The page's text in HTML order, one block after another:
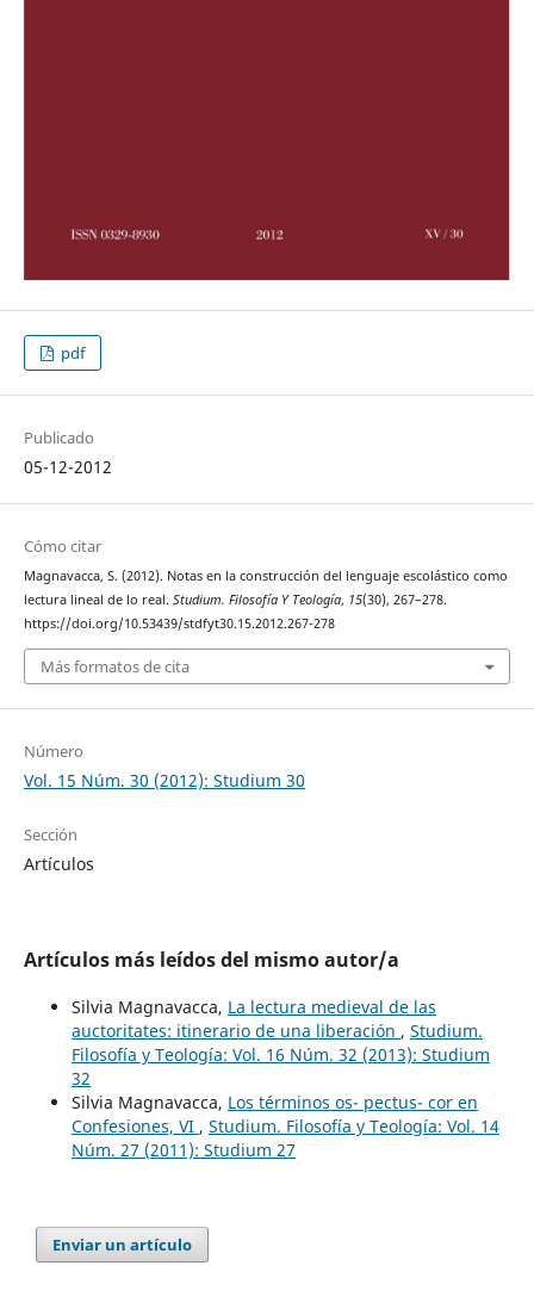
pdf
Publicado
05-12-2012
Cómo citar
Magnavacca, S. (2012). Notas en la construcción del lenguaje escolástico como
lectura lineal de lo real. Studium. Filosofía Y Teología, 15(30), 267–278.
https://doi.org/10.53439/stdfyt30.15.2012.267-278
Más formatos de cita
Número
Vol. 15 Núm. 30 (2012): Studium 30
Sección
Artículos
Artículos más leídos del mismo autor/a
Silvia Magnavacca, La lectura medieval de las
auctoritates: itinerario de una liberación , Studium.
Filosofía y Teología: Vol. 16 Núm. 32 (2013): Studium
32
Silvia Magnavacca, Los términos os- pectus- cor en
Confesiones, VI , Studium. Filosofía y Teología: Vol. 14
Núm. 27 (2011): Studium 27
Enviar un artículo